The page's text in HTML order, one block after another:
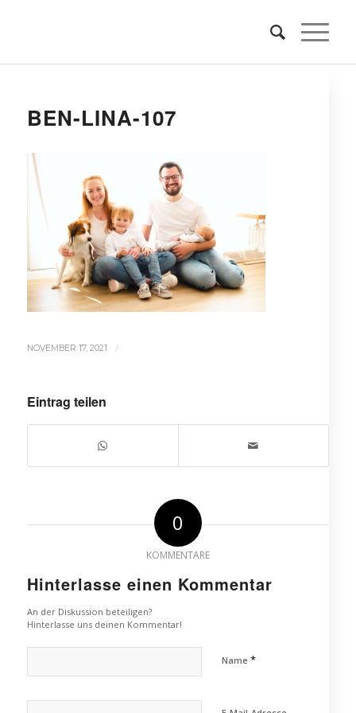
BEN-LINA-107
NOVEMBER 17, 2021 /
Eintrag teilen
0
KOMMENTARE
Hinterlasse einen Kommentar
An der Diskussion beteiligen?
Hinterlasse uns deinen Kommentar!
Name *